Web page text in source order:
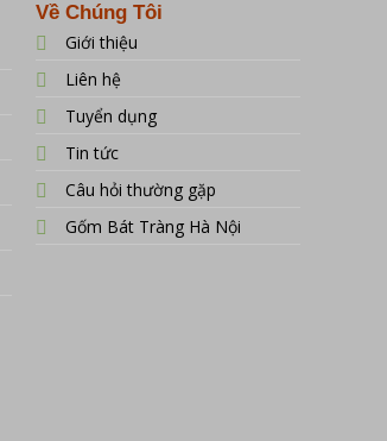
Về Chúng Tôi
Giới thiệu
Liên hệ
Tuyển dụng
Tin tức
Câu hỏi thường gặp
Gốm Bát Tràng Hà Nội